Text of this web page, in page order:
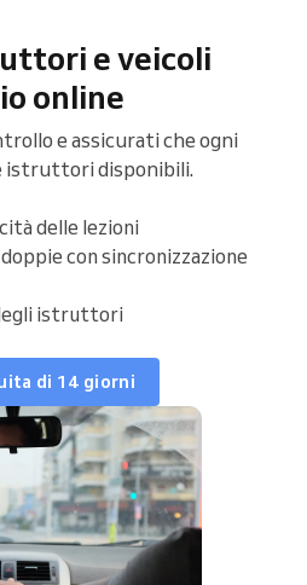
Sincronizza calendario
Corsi nel weekend
e veicoli
online
e assicurati che ogni
istruttori disponibili.
delle lezioni
con sincronizzazione
istruttori
di 14 giorni